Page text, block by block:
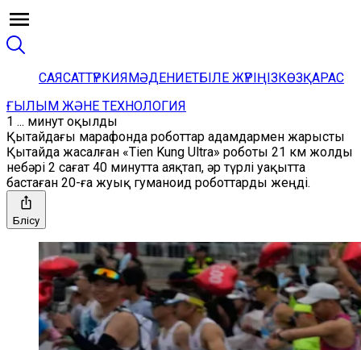
САЯСАТТҮРКИЯМӘДЕНИЕТБІЛЕ ЖҮРІҢІЗКӨЗҚАРАС
ҒЫЛЫМ ЖӘНЕ ТЕХНОЛОГИЯ
1 ... минут оқылды
Қытайдағы марафонда роботтар адамдармен жарысты
Қытайда жасалған «Tien Kung Ultra» роботы 21 км жолды
небәрі 2 сағат 40 минутта аяқтап, әр түрлі уақытта
бастаған 20-ға жуық гуманоид роботтарды жеңді.
Бөлісу